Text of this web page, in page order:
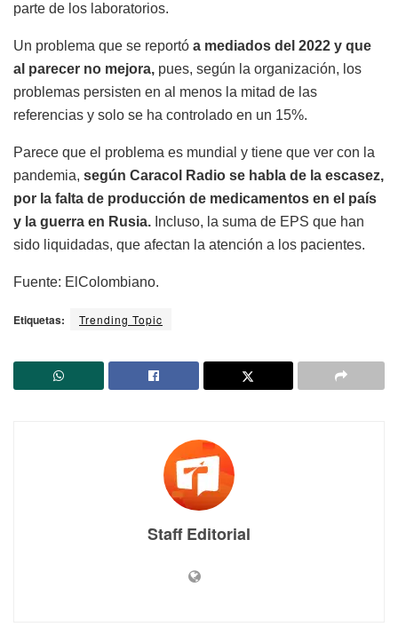
parte de los laboratorios.
Un problema que se reportó a mediados del 2022 y que
al parecer no mejora, pues, según la organización, los
problemas persisten en al menos la mitad de las
referencias y solo se ha controlado en un 15%.
Parece que el problema es mundial y tiene que ver con la
pandemia, según Caracol Radio se habla de la escasez,
por la falta de producción de medicamentos en el país
y la guerra en Rusia. Incluso, la suma de EPS que han
sido liquidadas, que afectan la atención a los pacientes.
Fuente: ElColombiano.
Etiquetas: Trending Topic
Staff Editorial